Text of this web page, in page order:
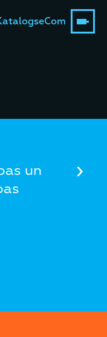
eCom
un